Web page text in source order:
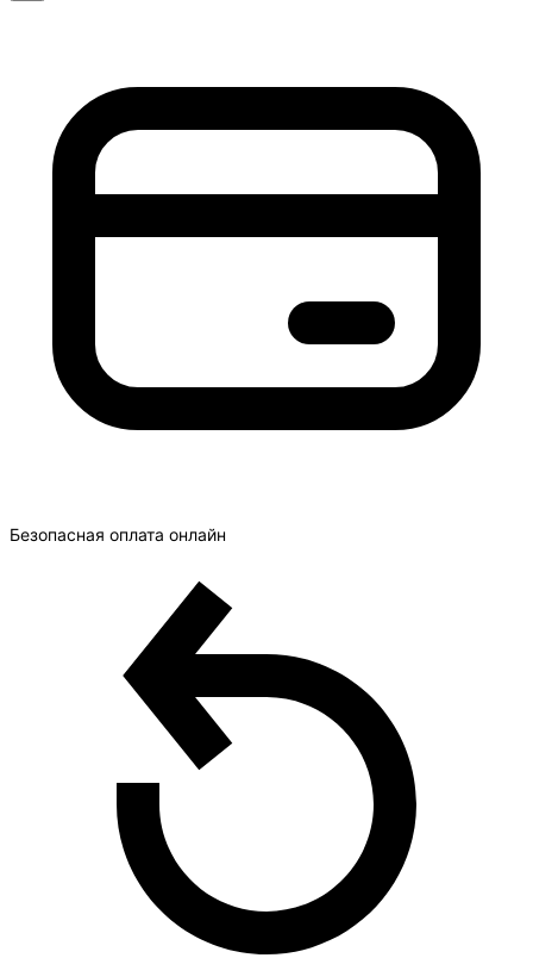
Безопасная оплата онлайн